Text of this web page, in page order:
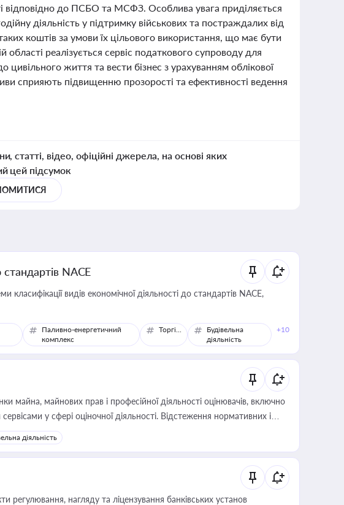
відповідно до ПСБО та МСФЗ. Особлива увага приділяється
діяльність у підтримку військових та постраждалих від
коштів за умови їх цільового використання, що має бути
реалізується сервіс податкового супроводу для
життя та вести бізнес з урахуванням облікової
сприяють підвищенню прозорості та ефективності ведення
статті, відео, офіційні джерела, на основі яких
цей підсумок
NACE
класифікації видів економічної діяльності до стандартів NACE,
Паливно-енергетичний
комплекс
Торгівля
Будівельна
діяльність
+10
майна, майнових прав і професійної діяльності оцінювачів, включно
у сфері оціночної діяльності. Відстеження нормативних і
керівника, юриста або бухгалтера під час оподаткування,
і перевірки статусу суб'єктів оціночної діяльності
діяльність
регулювання, нагляду та ліцензування банківських установ